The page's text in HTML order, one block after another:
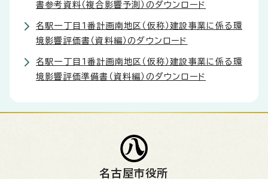
書参考資料（複合影響予測）のダウンロード
名駅一丁目1番計画南地区（仮称）建設事業に係る環
境影響評価書（資料編）のダウンロード
名駅一丁目1番計画南地区（仮称）建設事業に係る環
境影響評価準備書（資料編）のダウンロード
名古屋市役所